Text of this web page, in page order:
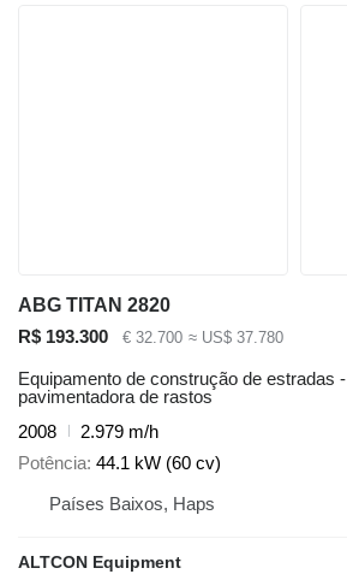
ABG TITAN 2820
R$ 193.300
€ 32.700 ≈ US$ 37.780
Equipamento de construção de estradas -
pavimentadora de rastos
2008
2.979 m/h
Potência 44.1 kW (60 cv)
Países Baixos, Haps
ALTCON Equipment